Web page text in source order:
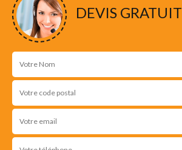
DEVIS GRATUIT